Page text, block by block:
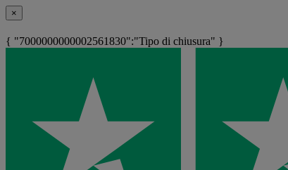
×
{ "7000000000002561830":"Tipo di chiusura" }